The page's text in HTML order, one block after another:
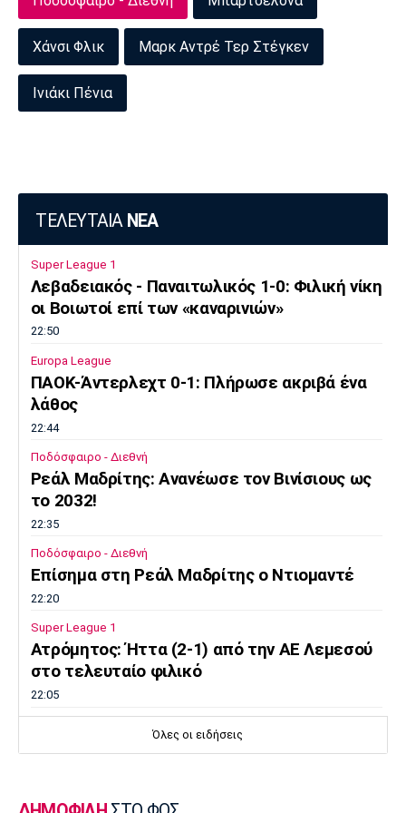
Πόρτο Μπενφίκα
Χάνσι Φλικ Mαρκ Αντρέ Τερ Στέγκεν
Ινιάκι Πένια
ΤΕΛΕΥΤΑΙΑ ΝΕΑ
Super League 1
Λεβαδειακός - Παναιτωλικός 1-0: Φιλική νίκη
οι Βοιωτοί επί των «καναρινιών»
22:50
Europa League
ΠΑΟΚ-Άντερλεχτ 0-1: Πλήρωσε ακριβά ένα
λάθος
22:44
Ποδόσφαιρο - Διεθνή
Ρεάλ Μαδρίτης: Ανανέωσε τον Βινίσιους ως
το 2032!
22:35
Ποδόσφαιρο - Διεθνή
Επίσημα στη Ρεάλ Μαδρίτης ο Ντιομαντέ
22:20
Super League 1
Ατρόμητος: Ήττα (2-1) από την ΑΕ Λεμεσού
στο τελευταίο φιλικό
22:05
Κούβελος σε αδελφές Αλεξανδρή: «Μας
Όλες οι ειδήσεις